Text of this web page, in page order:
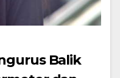
Balik